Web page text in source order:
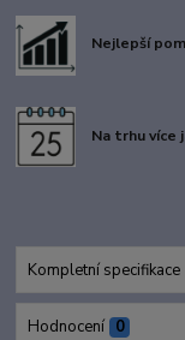
Nejlepší
Na trhu více
Kompletní specifikace
Hodnocení 0